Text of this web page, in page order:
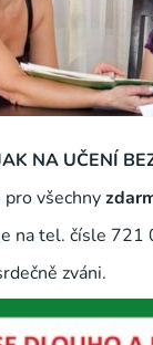
NA UČENÍ
pro všechny
na tel. čísle 721
zváni.